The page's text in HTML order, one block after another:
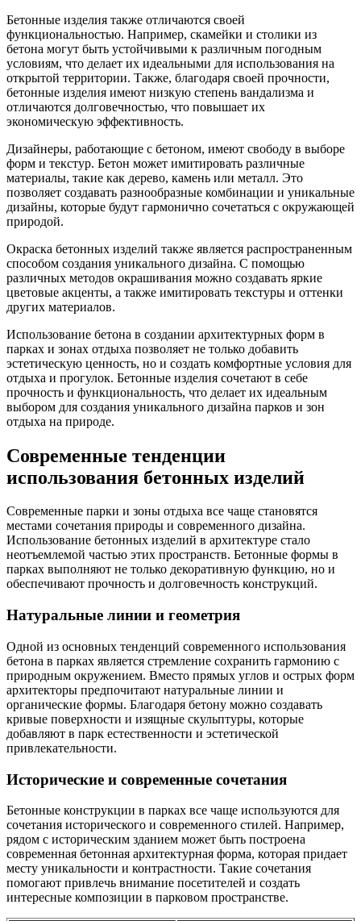
Бетонные изделия также отличаются своей
функциональностью. Например, скамейки и столики из
бетона могут быть устойчивыми к различным погодным
условиям, что делает их идеальными для использования на
открытой территории. Также, благодаря своей прочности,
бетонные изделия имеют низкую степень вандализма и
отличаются долговечностью, что повышает их
экономическую эффективность.
Дизайнеры, работающие с бетоном, имеют свободу в выборе
форм и текстур. Бетон может имитировать различные
материалы, такие как дерево, камень или металл. Это
позволяет создавать разнообразные комбинации и уникальные
дизайны, которые будут гармонично сочетаться с окружающей
природой.
Окраска бетонных изделий также является распространенным
способом создания уникального дизайна. С помощью
различных методов окрашивания можно создавать яркие
цветовые акценты, а также имитировать текстуры и оттенки
других материалов.
Использование бетона в создании архитектурных форм в
парках и зонах отдыха позволяет не только добавить
эстетическую ценность, но и создать комфортные условия для
отдыха и прогулок. Бетонные изделия сочетают в себе
прочность и функциональность, что делает их идеальным
выбором для создания уникального дизайна парков и зон
отдыха на природе.
Современные тенденции
использования бетонных изделий
Современные парки и зоны отдыха все чаще становятся
местами сочетания природы и современного дизайна.
Использование бетонных изделий в архитектуре стало
неотъемлемой частью этих пространств. Бетонные формы в
парках выполняют не только декоративную функцию, но и
обеспечивают прочность и долговечность конструкций.
Натуральные линии и геометрия
Одной из основных тенденций современного использования
бетона в парках является стремление сохранить гармонию с
природным окружением. Вместо прямых углов и острых форм
архитекторы предпочитают натуральные линии и
органические формы. Благодаря бетону можно создавать
кривые поверхности и изящные скульптуры, которые
добавляют в парк естественности и эстетической
привлекательности.
Исторические и современные сочетания
Бетонные конструкции в парках все чаще используются для
сочетания исторического и современного стилей. Например,
рядом с историческим зданием может быть построена
современная бетонная архитектурная форма, которая придает
месту уникальности и контрастности. Такие сочетания
помогают привлечь внимание посетителей и создать
интересные композиции в парковом пространстве.